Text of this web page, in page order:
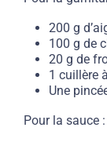
200 g
100 g de
20 g de
1 cuillère
Une
Pour la sauce :